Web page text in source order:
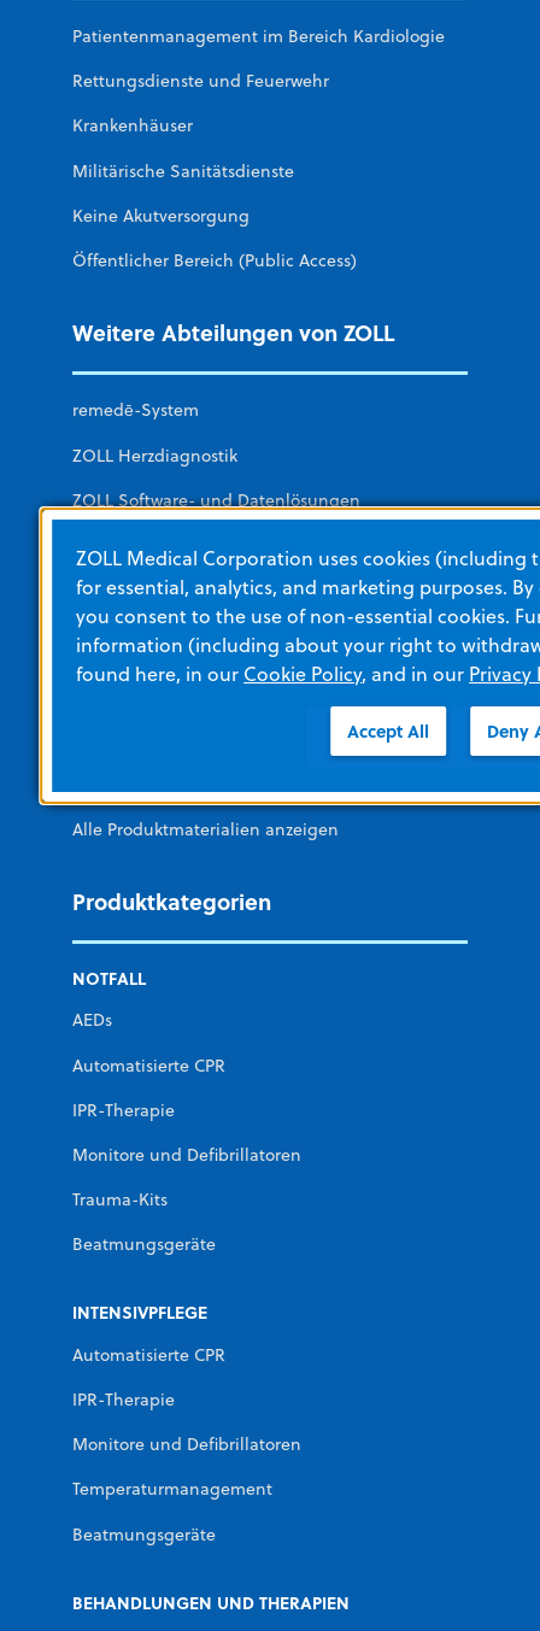
Patientenmanagement im Bereich Kardiologie
Rettungsdienste und Feuerwehr
Krankenhäuser
Militärische Sanitätsdienste
Keine Akutversorgung
Öffentlicher Bereich (Public Access)
Weitere Abteilungen von ZOLL
remedē-System
ZOLL Herzdiagnostik
ZOLL Software- und Datenlösungen
ZOLL Itamar
LifeVest am Körper tragbarer Defibrillator
Schulung und Quellen
Alle Produktmaterialien anzeigen
Produktkategorien
NOTFALL
AEDs
Automatisierte CPR
IPR-Therapie
Monitore und Defibrillatoren
Trauma-Kits
Beatmungsgeräte
INTENSIVPFLEGE
Automatisierte CPR
IPR-Therapie
Monitore und Defibrillatoren
Temperaturmanagement
Beatmungsgeräte
BEHANDLUNGEN UND THERAPIEN
ZOLL Medical Corporation uses cookies (including
for essential, analytics, and marketing purposes. By
you consent to the use of non-essential cookies.
information (including about your right to
found here, in our Cookie Policy, and in our Privacy
Accept All Deny